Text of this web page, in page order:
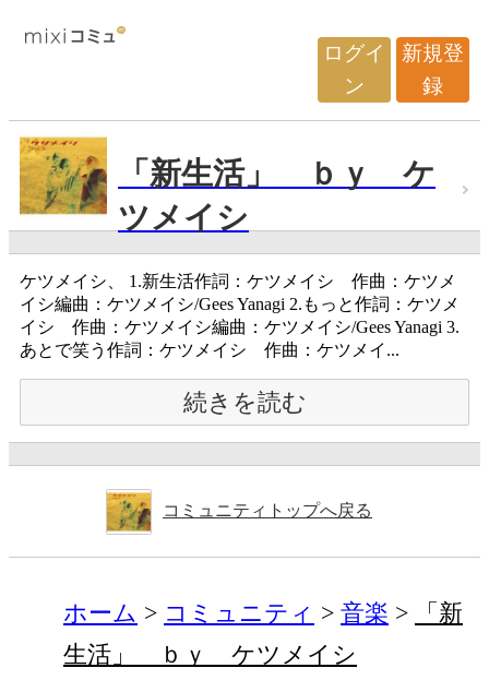
ログイ
ン
新規登
録
「新生活」 ｂｙ ケ
ツメイシ
ケツメイシ、 1.新生活作詞：ケツメイシ 作曲：ケツメ
イシ編曲：ケツメイシ/Gees Yanagi 2.もっと作詞：ケツメ
イシ 作曲：ケツメイシ編曲：ケツメイシ/Gees Yanagi 3.
あとで笑う作詞：ケツメイシ 作曲：ケツメイ...
続きを読む
コミュニティトップへ戻る
ホーム コミュニティ 音楽
「新
生活」 ｂｙ ケツメイシ